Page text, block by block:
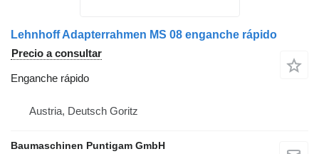
Lehnhoff Adapterrahmen MS 08 enganche rápido
Precio a consultar
Enganche rápido
Austria, Deutsch Goritz
Baumaschinen Puntigam GmbH